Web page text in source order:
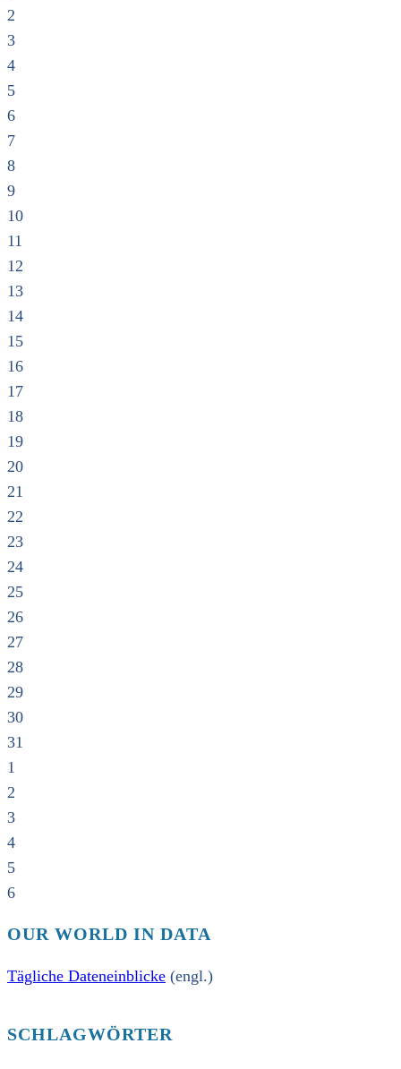
2
3
4
5
6
7
8
9
10
11
12
13
14
15
16
17
18
19
20
21
22
23
24
25
26
27
28
29
30
31
1
2
3
4
5
6
OUR WORLD IN DATA
Tägliche Dateneinblicke (engl.)
SCHLAGWÖRTER